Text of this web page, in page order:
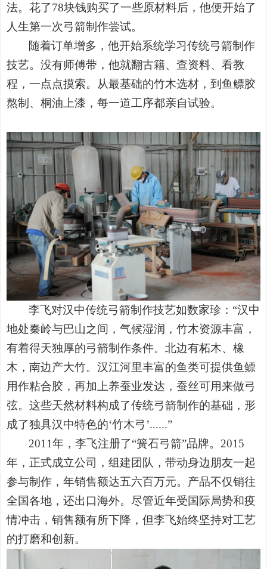
法。花了78块钱购买了一些原材料后，他便开始了
人生第一次弓箭制作尝试。
随着订单增多，他开始系统学习传统弓箭制作
技艺。没有师傅带，他就翻古籍、查资料、看教
程，一点点摸索。从最基础的竹木选材，到鱼鳔胶
熬制、桐油上漆，每一道工序都亲自试验。
李飞对汉中传统弓箭制作技艺如数家珍： “汉中
地处秦岭与巴山之间，气候湿润，竹木资源丰富，
有着得天独厚的弓箭制作条件。北边有柘木、橡
木，南边产大竹。汉江河里丰富的鱼类可提供鱼鳔
用作粘合胶，再加上养蚕业发达，蚕丝可用来做弓
弦。这些天然材料构成了传统弓箭制作的基础，形
成了独具汉中特色的‘竹木弓’......”
2011年，李飞注册了“簧石弓箭”品牌。 2015
年，正式成立公司，组建团队，带动身边朋友一起
参与制作，年销售额达五六百万元。产品不仅销往
全国各地，还出口海外。尽管近年受国际局势和疫
情冲击，销售额有所下降，但李飞始终坚持对工艺
的打磨和创新。